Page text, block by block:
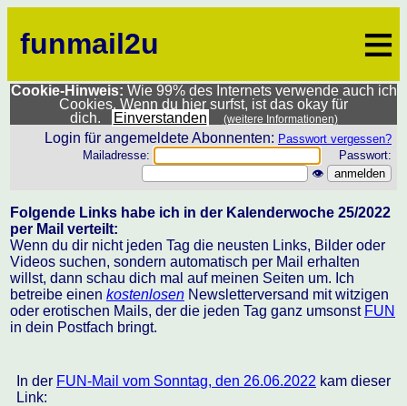
funmail2u ≡
Cookie-Hinweis: Wie 99% des Internets verwende auch ich
Cookies. Wenn du hier surfst, ist das okay für
dich.
Einverstanden (weitere Informationen)
Login für angemeldete Abonnenten: Passwort vergessen?
Mailadresse:
Passwort:
👁
Folgende Links habe ich in der Kalenderwoche 25/2022
per Mail verteilt:
Wenn du dir nicht jeden Tag die neusten Links, Bilder oder
Videos suchen, sondern automatisch per Mail erhalten
willst, dann schau dich mal auf meinen Seiten um. Ich
betreibe einen kostenlosen Newsletterversand mit witzigen
oder erotischen Mails, der die jeden Tag ganz umsonst FUN
in dein Postfach bringt.
In der FUN-Mail vom Sonntag, den 26.06.2022 kam dieser
Link: